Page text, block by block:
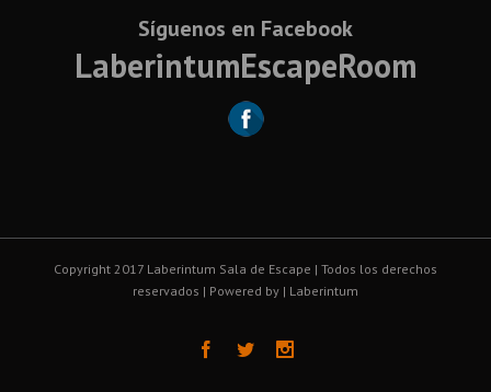
Síguenos en Facebook
LaberintumEscapeRoom
Copyright 2017 Laberintum Sala de Escape | Todos los derechos
reservados | Powered by | Laberintum